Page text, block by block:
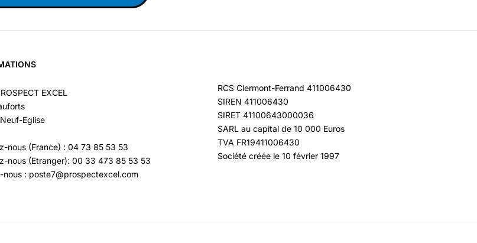
EXCEL
Eglise
nous (France) : 04 73 85 53 53
nous (Etranger): 00 33 473 85 53 53
nous : poste7@prospectexcel.com
RCS Clermont-Ferrand 411006430
SIREN 411006430
SIRET 41100643000036
SARL au capital de 10 000 Euros
TVA FR19411006430
Société créée le 10 février 1997